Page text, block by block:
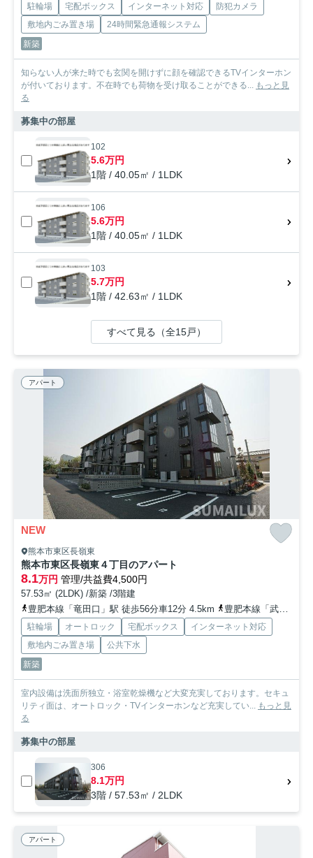
駐輪場 宅配ボックス インターネット対応
防犯カメラ
敷地内ごみ置き場
24時間緊急通報システム
新築
知らない人が来た時でも玄関を開けずに顔を確認できるTVインターホン
が付いております。不在時でも荷物を受け取ることができる...
もっと見
る
募集中の部屋
102
5.6万円
1階 / 40.05㎡ / 1LDK
106
5.6万円
1階 / 40.05㎡ / 1LDK
103
5.7万円
1階 / 42.63㎡ / 1LDK
すべて見る（全15戸）
アパート
NEW
熊本市東区長嶺東
熊本市東区長嶺東４丁目のアパート
8.1万円 管理/共益費4,500円
57.53㎡ (2LDK) /新築 /3階建
豊肥本線「竜田口」駅 徒歩56分車12分 4.5km
豊肥本線「武蔵塚」駅 徒歩57分車12分 4.6km
駐輪場 オートロック 宅配ボックス
インターネット対応
敷地内ごみ置き場
公共下水
新築
室内設備は洗面所独立・浴室乾燥機など大変充実しております。セキュ
リティ面は、オートロック・TVインターホンなど充実してい... もっと見
る
募集中の部屋
306
8.1万円
3階 / 57.53㎡ / 2LDK
アパート